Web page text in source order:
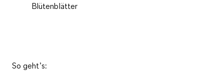
Blütenblätter
So geht’s: